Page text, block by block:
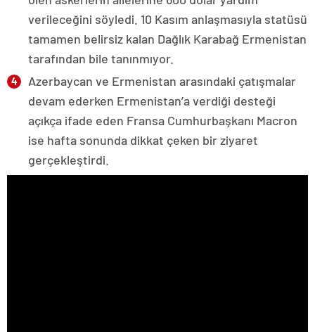
verileceğini söyledi. 10 Kasım anlaşmasıyla statüsü
tamamen belirsiz kalan Dağlık Karabağ Ermenistan
tarafından bile tanınmıyor.
Azerbaycan ve Ermenistan arasındaki çatışmalar
devam ederken Ermenistan’a verdiği desteği
açıkça ifade eden Fransa Cumhurbaşkanı Macron
ise hafta sonunda dikkat çeken bir ziyaret
gerçekleştirdi.